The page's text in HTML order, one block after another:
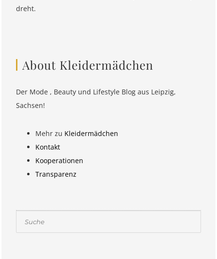
dreht.
About Kleidermädchen
Der Mode , Beauty und Lifestyle Blog aus Leipzig,
Sachsen!
Mehr zu Kleidermädchen
Kontakt
Kooperationen
Transparenz